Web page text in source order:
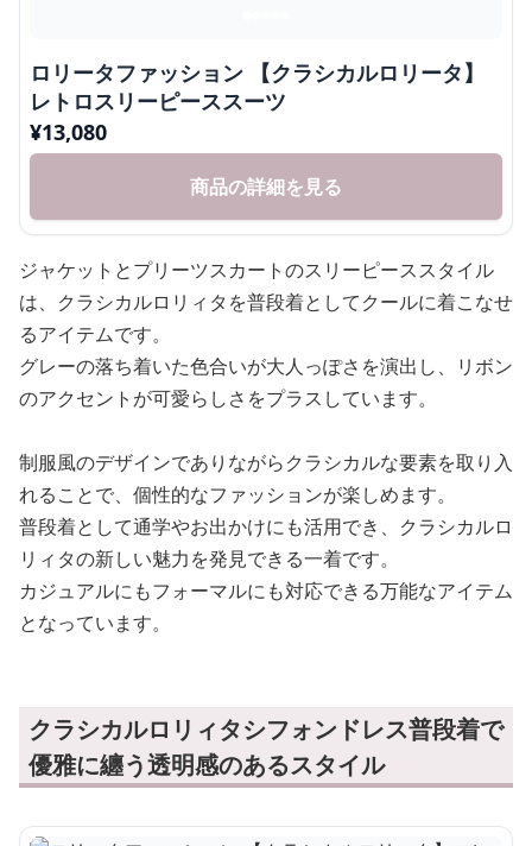
ロリータファッション 【クラシカルロリータ】
レトロスリーピーススーツ
¥13,080
商品の詳細を見る
ジャケットとプリーツスカートのスリーピーススタイル
は、クラシカルロリィタを普段着としてクールに着こなせ
るアイテムです。
グレーの落ち着いた色合いが大人っぽさを演出し、リボン
のアクセントが可愛らしさをプラスしています。
制服風のデザインでありながらクラシカルな要素を取り入
れることで、個性的なファッションが楽しめます。
普段着として通学やお出かけにも活用でき、クラシカルロ
リィタの新しい魅力を発見できる一着です。
カジュアルにもフォーマルにも対応できる万能なアイテム
となっています。
クラシカルロリィタシフォンドレス普段着で
優雅に纏う透明感のあるスタイル